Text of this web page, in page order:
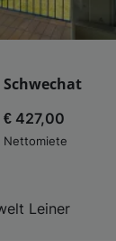
€ 427,00
Nettomiete
Leiner